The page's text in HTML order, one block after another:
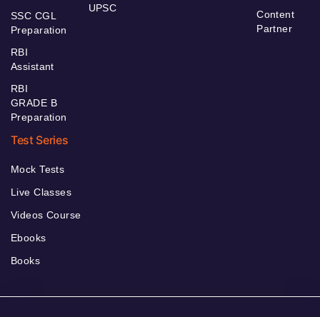
SSC CGL
Preparation
RBI
Assistant
RBI
GRADE B
Preparation
UPSC
Content
Partner
Test Series
Mock Tests
Live Classes
Videos Course
Ebooks
Books